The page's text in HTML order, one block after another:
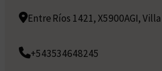
Entre Ríos 1421, X5900AGI,
+543534648245